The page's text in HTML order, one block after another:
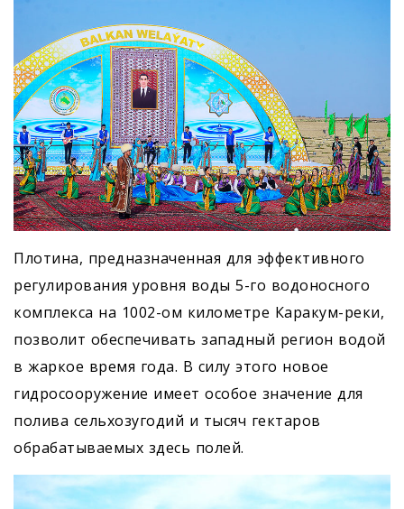
Плотина, предназначенная для эффективного
регулирования уровня воды 5-го водоносного
комплекса на 1002-ом километре Каракум-реки,
позволит обеспечивать западный регион водой
в жаркое время года. В силу этого новое
гидросооружение имеет особое значение для
полива сельхозугодий и тысяч гектаров
обрабатываемых здесь полей.